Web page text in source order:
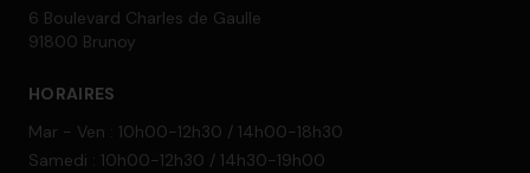
6 Boulevard Charles de Gaulle
91800 Brunoy
HORAIRES
Mar - Ven : 10h00-12h30 / 14h00-18h30
Samedi : 10h00-12h30 / 14h30-19h00